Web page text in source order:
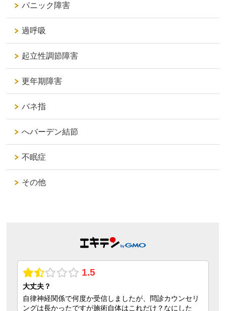
パニック障害
過呼吸
起立性調節障害
更年期障害
バネ指
へバーデン結節
不眠症
その他